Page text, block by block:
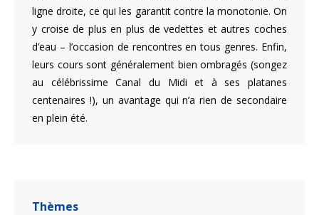
ligne droite, ce qui les garantit contre la monotonie. On
y croise de plus en plus de vedettes et autres coches
d’eau – l’occasion de rencontres en tous genres. Enfin,
leurs cours sont généralement bien ombragés (songez
au célébrissime Canal du Midi et à ses platanes
centenaires !), un avantage qui n’a rien de secondaire
en plein été.
Thèmes